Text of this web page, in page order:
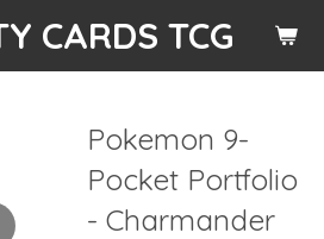
CARDS TCG
Pokemon 9-
Pocket Portfolio
- Charmander